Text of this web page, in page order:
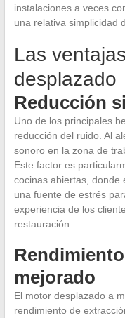
instalaciones a veces
una relativa simplicidad
Las
desplazado
Reducción
Uno de los principales
reducción del ruido. Al
sonoro en la zona de
Este factor es
cocinas abiertas, donde
una fuente de estrés
experiencia de los
restauración.
mejorado
El motor desplazado a
rendimiento de